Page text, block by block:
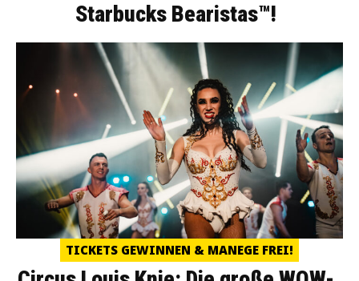
Starbucks Bearistas™!
TICKETS GEWINNEN & MANEGE FREI!